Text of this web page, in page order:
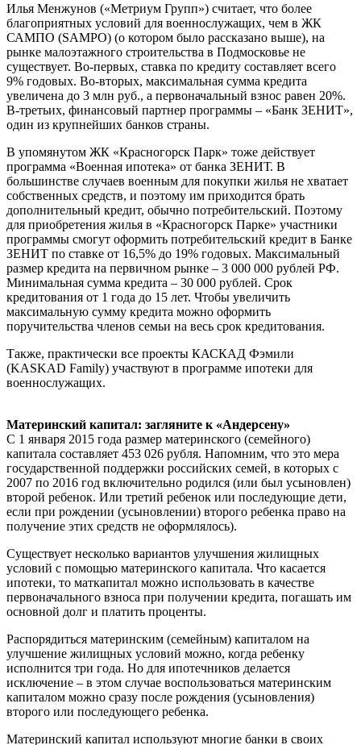
Илья Менжунов («Метриум Групп») считает, что более
благоприятных условий для военнослужащих, чем в ЖК
САМПО (SAMPO) (о котором было рассказано выше), на
рынке малоэтажного строительства в Подмосковье не
существует. Во-первых, ставка по кредиту составляет всего
9% годовых. Во-вторых, максимальная сумма кредита
увеличена до 3 млн руб., а первоначальный взнос равен 20%.
В-третьих, финансовый партнер программы – «Банк ЗЕНИТ»,
один из крупнейших банков страны.
В упомянутом ЖК «Красногорск Парк» тоже действует
программа «Военная ипотека» от банка ЗЕНИТ. В
большинстве случаев военным для покупки жилья не хватает
собственных средств, и поэтому им приходится брать
дополнительный кредит, обычно потребительский. Поэтому
для приобретения жилья в «Красногорск Парке» участники
программы смогут оформить потребительский кредит в Банке
ЗЕНИТ по ставке от 16,5% до 19% годовых. Максимальный
размер кредита на первичном рынке – 3 000 000 рублей РФ.
Минимальная сумма кредита – 30 000 рублей. Срок
кредитования от 1 года до 15 лет. Чтобы увеличить
максимальную сумму кредита можно оформить
поручительства членов семьи на весь срок кредитования.
Также, практически все проекты КАСКАД Фэмили
(KASKAD Family) участвуют в программе ипотеки для
военнослужащих.
Материнский капитал: загляните к «Андерсену»
С 1 января 2015 года размер материнского (семейного)
капитала составляет 453 026 рубля. Напомним, что это мера
государственной поддержки российских семей, в которых с
2007 по 2016 год включительно родился (или был усыновлен)
второй ребенок. Или третий ребенок или последующие дети,
если при рождении (усыновлении) второго ребенка право на
получение этих средств не оформлялось).
Существует несколько вариантов улучшения жилищных
условий с помощью материнского капитала. Что касается
ипотеки, то маткапитал можно использовать в качестве
первоначального взноса при получении кредита, погашать им
основной долг и платить проценты.
Распорядиться материнским (семейным) капиталом на
улучшение жилищных условий можно, когда ребенку
исполнится три года. Но для ипотечников делается
исключение – в этом случае воспользоваться материнским
капиталом можно сразу после рождения (усыновления)
второго или последующего ребенка.
Материнский капитал используют многие банки в своих